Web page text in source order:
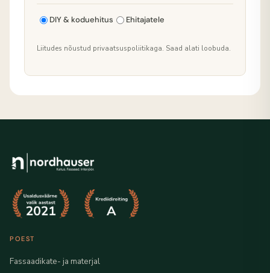
DIY & koduehitus Ehitajatele
Liitudes nõustud privaatsuspoliitikaga. Saad alati loobuda.
POEST
Fassaadikate- ja materjal